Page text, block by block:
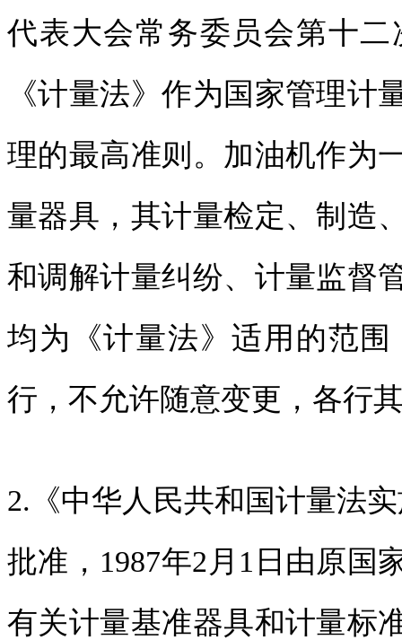
代表大会常务委员会第十
《计量法》作为国家管理
理的最高准则。加油机作为
量器具，其计量检定、制造
和调解计量纠纷、计量监督
均为《计量法》适用的范
行，不允许随意变更，各行
2.《中华人民共和国计量法
批准，1987年2月1日由原国
有关计量基准器具和计量标